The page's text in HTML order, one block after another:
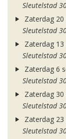
Sleutelstad
Zaterdag
Sleutelstad
Zaterdag
Sleutelstad
Zaterdag 6
Sleutelstad
Zaterdag
Sleutelstad
Zaterdag
Sleutelstad